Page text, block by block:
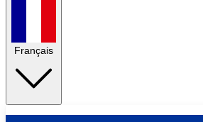
Français